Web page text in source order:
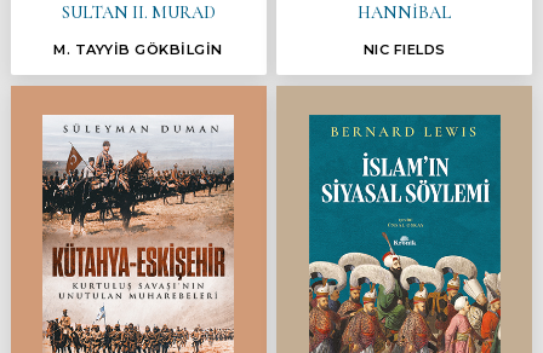
SULTAN II. MURAD
M. TAYYİB GÖKBİLGİN
HANNİBAL
NIC FIELDS